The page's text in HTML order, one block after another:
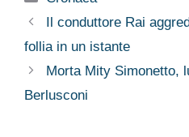
Il conduttore Rai
follia in un istante
Morta Mity Simonetto,
Berlusconi